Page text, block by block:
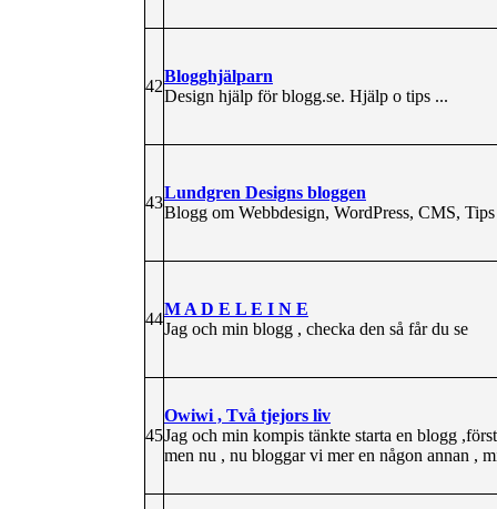
42
Blogghjälparn
Design hjälp för blogg.se. Hjälp o tips ...
43
Lundgren Designs bloggen
Blogg om Webbdesign, WordPress, CMS,
44
M A D E L E I N E
Jag och min blogg , checka den så får du se
45
Owiwi , Två tjejors liv
Jag och min kompis tänkte starta en blogg
men nu , nu bloggar vi mer en någon annan ,